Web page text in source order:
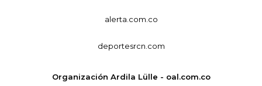
alerta.com.co
deportesrcn.com
Organización Ardila Lülle - oal.com.co